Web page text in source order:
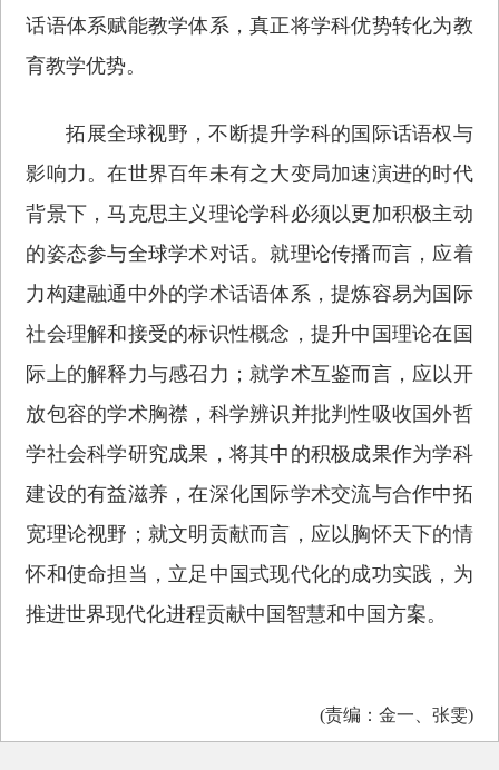
话语体系赋能教学体系，真正将学科优势转化为教
育教学优势。
拓展全球视野，不断提升学科的国际话语权与
影响力。在世界百年未有之大变局加速演进的时代
背景下，马克思主义理论学科必须以更加积极主动
的姿态参与全球学术对话。就理论传播而言，应着
力构建融通中外的学术话语体系，提炼容易为国际
社会理解和接受的标识性概念，提升中国理论在国
际上的解释力与感召力；就学术互鉴而言，应以开
放包容的学术胸襟，科学辨识并批判性吸收国外哲
学社会科学研究成果，将其中的积极成果作为学科
建设的有益滋养，在深化国际学术交流与合作中拓
宽理论视野；就文明贡献而言，应以胸怀天下的情
怀和使命担当，立足中国式现代化的成功实践，为
推进世界现代化进程贡献中国智慧和中国方案。
(责编：金一、张雯)